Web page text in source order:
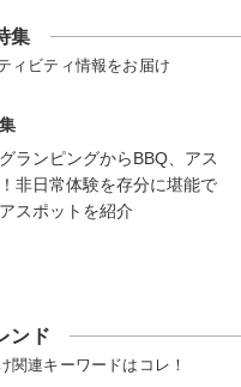
集
ィビティ情報をお届け
ランピングからBBQ、アス
非日常体験を存分に堪能で
スポットを紹介
ンド
関連キーワードはコレ！